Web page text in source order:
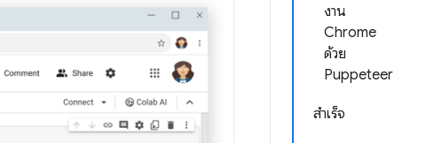
งาน
Chrome
ด้วย
Puppeteer
สำเร็จ